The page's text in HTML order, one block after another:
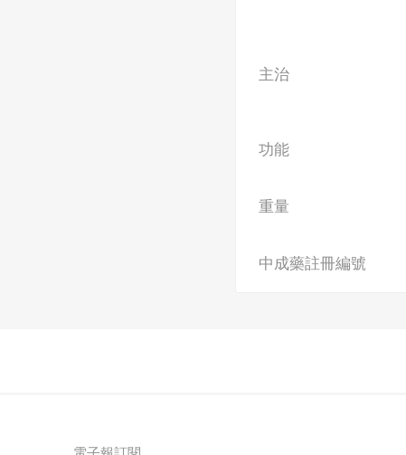
主治
功能
重量
中成藥註冊編號